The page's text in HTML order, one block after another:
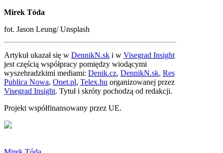
Mirek Tóda
fot. Jason Leung/ Unsplash
Artykuł ukazał się w DennikN.sk i w Visegrad Insight
jest częścią współpracy pomiędzy wiodącymi
wyszehradzkimi mediami: Denik.cz, DennikN.sk, Res
Publica Nowa, Onet.pl, Telex.hu organizowanej przez
Visegrad Insight. Tytuł i skróty pochodzą od redakcji.
Projekt współfinansowany przez UE.